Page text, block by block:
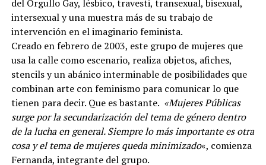
del Orgullo Gay, lésbico, travesti, transexual, bisexual,
intersexual y una muestra más de su trabajo de
intervención en el imaginario feminista.
Creado en febrero de 2003, este grupo de mujeres que
usa la calle como escenario, realiza objetos, afiches,
stencils y un abánico interminable de posibilidades que
combinan arte con feminismo para comunicar lo que
tienen para decir. Que es bastante. «Mujeres Públicas
surge por la secundarización del tema de género dentro
de la lucha en general. Siempre lo más importante es otra
cosa y el tema de mujeres queda minimizado«, comienza
Fernanda, integrante del grupo.